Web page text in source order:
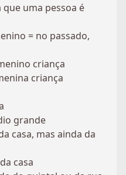
uma pessoa é
= no passado,
criança
criança
grande
casa, mas ainda da
casa